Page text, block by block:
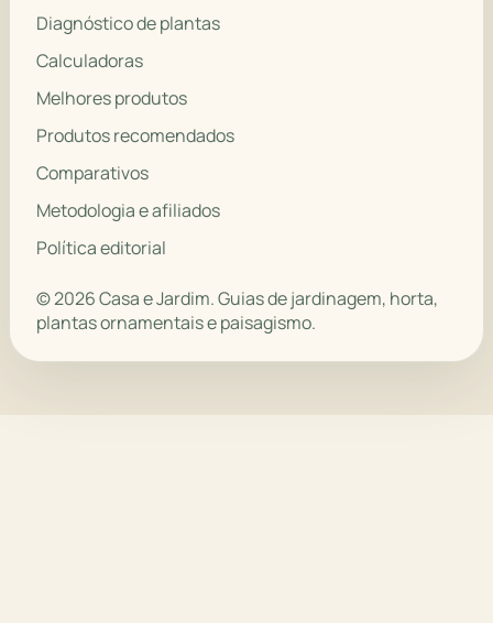
Diagnóstico de plantas
Calculadoras
Melhores produtos
Produtos recomendados
Comparativos
Metodologia e afiliados
Política editorial
© 2026 Casa e Jardim. Guias de jardinagem, horta,
plantas ornamentais e paisagismo.